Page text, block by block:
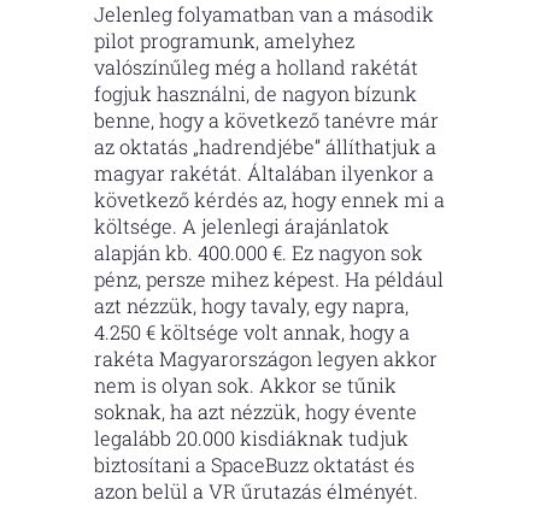
Jelenleg folyamatban van a második
pilot programunk, amelyhez
valószínűleg még a holland rakétát
fogjuk használni, de nagyon bízunk
benne, hogy a következő tanévre már
az oktatás „hadrendjébe” állíthatjuk a
magyar rakétát. Általában ilyenkor a
következő kérdés az, hogy ennek mi a
költsége. A jelenlegi árajánlatok
alapján kb. 400.000 €. Ez nagyon sok
pénz, persze mihez képest. Ha például
azt nézzük, hogy tavaly, egy napra,
4.250 € költsége volt annak, hogy a
rakéta Magyarországon legyen akkor
nem is olyan sok. Akkor se tűnik
soknak, ha azt nézzük, hogy évente
legalább 20.000 kisdiáknak tudjuk
biztosítani a SpaceBuzz oktatást és
azon belül a VR űrutazás élményét.